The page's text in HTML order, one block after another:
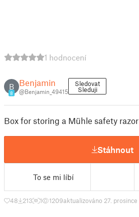
1 hodnocení
B
8
Benjamin
@Benjamin_49415
Sledovat
Sleduji
Box for storing a Mühle safety
Stáhnout
To se mi líbí
48 213 1 1209aktualizováno 27.